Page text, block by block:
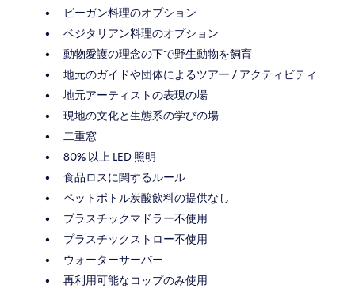
ビーガン料理のオプション
ベジタリアン料理のオプション
動物愛護の理念の下で野生動物を飼育
地元のガイドや団体によるツアー / アクティビティ
地元アーティストの表現の場
現地の文化と生態系の学びの場
二重窓
80% 以上 LED 照明
食品ロスに関するルール
ペットボトル炭酸飲料の提供なし
プラスチックマドラー不使用
プラスチックストロー不使用
ウォーターサーバー
再利用可能なコップのみ使用